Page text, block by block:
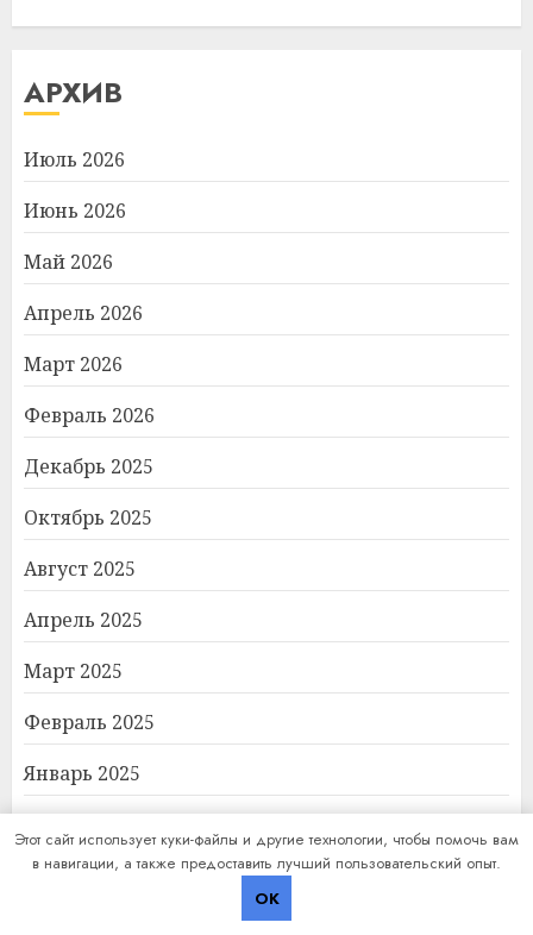
АРХИВ
Июль 2026
Июнь 2026
Май 2026
Апрель 2026
Март 2026
Февраль 2026
Декабрь 2025
Октябрь 2025
Август 2025
Апрель 2025
Март 2025
Февраль 2025
Январь 2025
Октябрь 2024
Этот сайт использует куки-файлы и другие технологии, чтобы помочь вам
в навигации, а также предоставить лучший пользовательский опыт.
OK